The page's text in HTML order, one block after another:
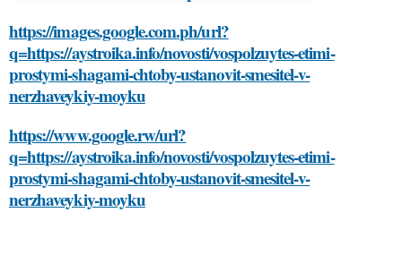
https://images.google.com.ph/url?
q=https://aystroika.info/novosti/vospolzuytes-etimi-
prostymi-shagami-chtoby-ustanovit-smesitel-v-
nerzhaveykiy-moyku
https://www.google.rw/url?
q=https://aystroika.info/novosti/vospolzuytes-etimi-
prostymi-shagami-chtoby-ustanovit-smesitel-v-
nerzhaveykiy-moyku